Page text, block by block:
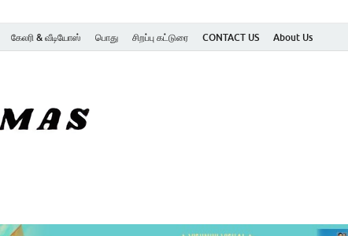
கேலரி & வீடியோஸ் பொது சிறப்பு கட்டுரை CONTACT US About Us